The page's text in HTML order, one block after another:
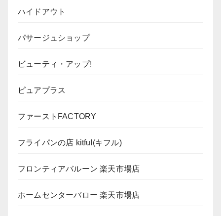
ハイドアウト
パサージュショップ
ビューティ・アップ!
ピュアプラス
ファーストFACTORY
フライパンの店 kitful(キフル)
フロンティアバルーン 楽天市場店
ホームセンターバロー 楽天市場店